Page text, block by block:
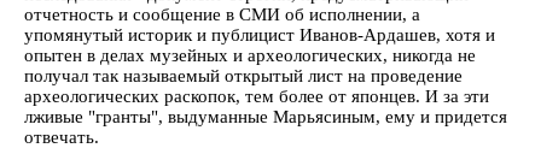
отчетность и сообщение в СМИ об исполнении, а
упомянутый историк и публицист Иванов-Ардашев, хотя и
опытен в делах музейных и археологических, никогда не
получал так называемый открытый лист на проведение
археологических раскопок, тем более от японцев. И за эти
лживые "гранты", выдуманные Марьясиным, ему и придется
отвечать.